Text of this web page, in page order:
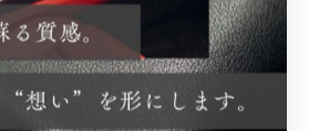
あけましておめでとうございます。